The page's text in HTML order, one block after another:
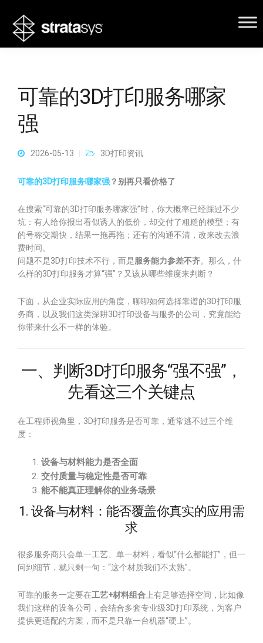
可靠的3D打印服务哪家
强
2026-05-13 3D打印资讯
可靠的3D打印服务哪家强 ？别再只看价格了
在搜索“可靠的3D打印服务哪家强”时，你大概率已经踩过不少
坑：有人给你报出看似诱人的低价，却交付了粗糙的模型；有
的号称交期快，结果一拖再拖；还有的沟通不清，改来改去浪
费时间。
问题不是3D打印技术不行，而是 服务能力参差不齐。那么，什
么样的3D打印服务才算“强”？又该从哪些维度来判断？
下面，从企业实际应用的角度，聊聊如何选择靠谱的3D打印服
务商，以及我们这类深耕3D打印设备与服务的公司，究竟能给
你带来什么不一样的体验。
一、判断3D打印服务“强不强”，
先看这三个关键点
在工程师视角里，3D打印服务是否可靠，通常逃不过三个维
度：
设备与材料能力是否全面
交付质量与稳定性是否可靠
能不能真正理解你的业务场景
1. 设备与材料：能否覆盖你真实的应用需
求
很多服务商只会单一工艺、单一材料，看似“什么都能打”，但一
问到细节，就只剩一句：“这个材质我们不太熟”。
可靠的服务一定要在工艺+材料组合 上有足够选择空间，比如像
我们这样的设备公司，会结合多套专业级3D打印系统，为客户
提供更适配的方案，而不是只靠一台机器“硬上”。